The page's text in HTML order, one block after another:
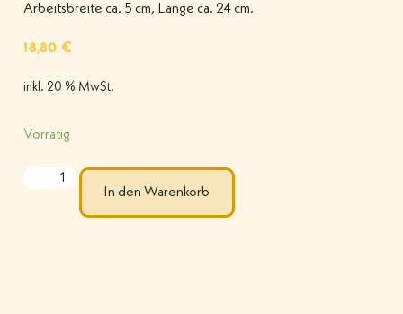
Arbeitsbreite ca. 5 cm, Länge ca. 24 cm.
18,80 €
inkl. 20 % MwSt.
Vorrätig
In den Warenkorb